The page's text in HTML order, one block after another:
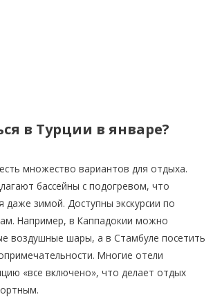
в Турции в январе?
множество вариантов для отдыха.
бассейны с подогревом, что
даже зимой. Доступны экскурсии по
Например, в Каппадокии можно
воздушные шары, а в Стамбуле посетить
Многие отели
«все включено», что делает отдых